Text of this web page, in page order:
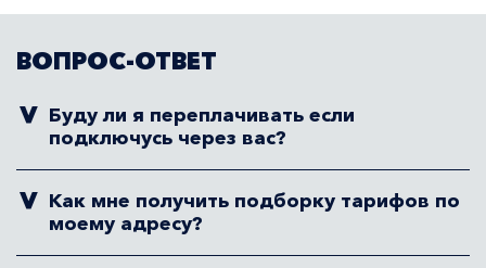
ВОПРОС-ОТВЕТ
Буду ли я переплачивать если
подключусь через вас?
Как мне получить подборку тарифов по
моему адресу?